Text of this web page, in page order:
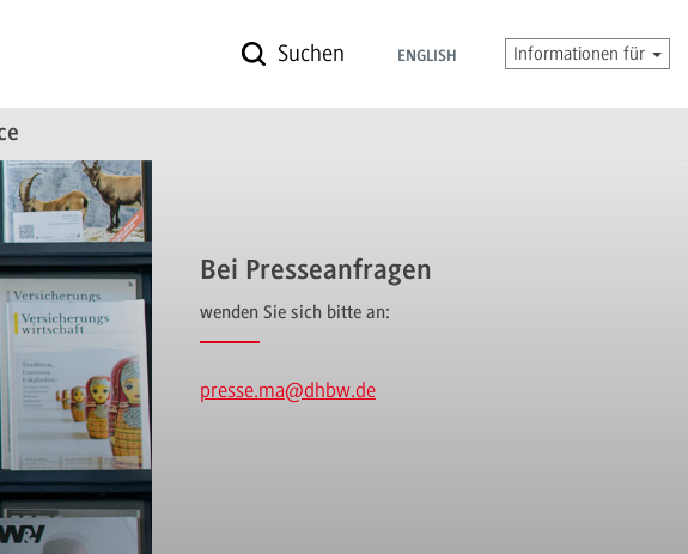
Suchen ENGLISH Informationen für
Bei Presseanfragen
wenden Sie sich bitte an:
presse.ma@dhbw.de